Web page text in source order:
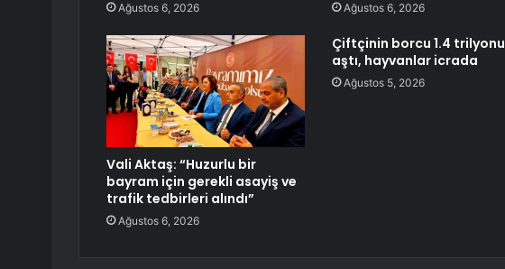
Ağustos 6, 2026 Ağustos 6, 2026
Vali Aktaş: “Huzurlu bir
bayram için gerekli asayiş ve
trafik tedbirleri alındı”
Ağustos 6, 2026
Çiftçinin borcu 1.4 trilyonu
aştı, hayvanlar icrada
Ağustos 5, 2026